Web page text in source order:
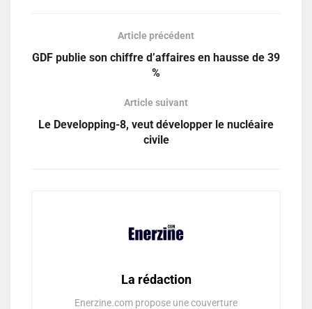
Article précédent
GDF publie son chiffre d’affaires en hausse de 39
%
Article suivant
Le Developping-8, veut développer le nucléaire
civile
La rédaction
Enerzine.com propose une couverture